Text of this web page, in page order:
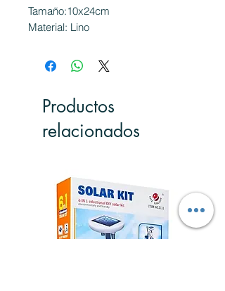
Tamaño:10x24cm
Material: Lino
Productos
relacionados